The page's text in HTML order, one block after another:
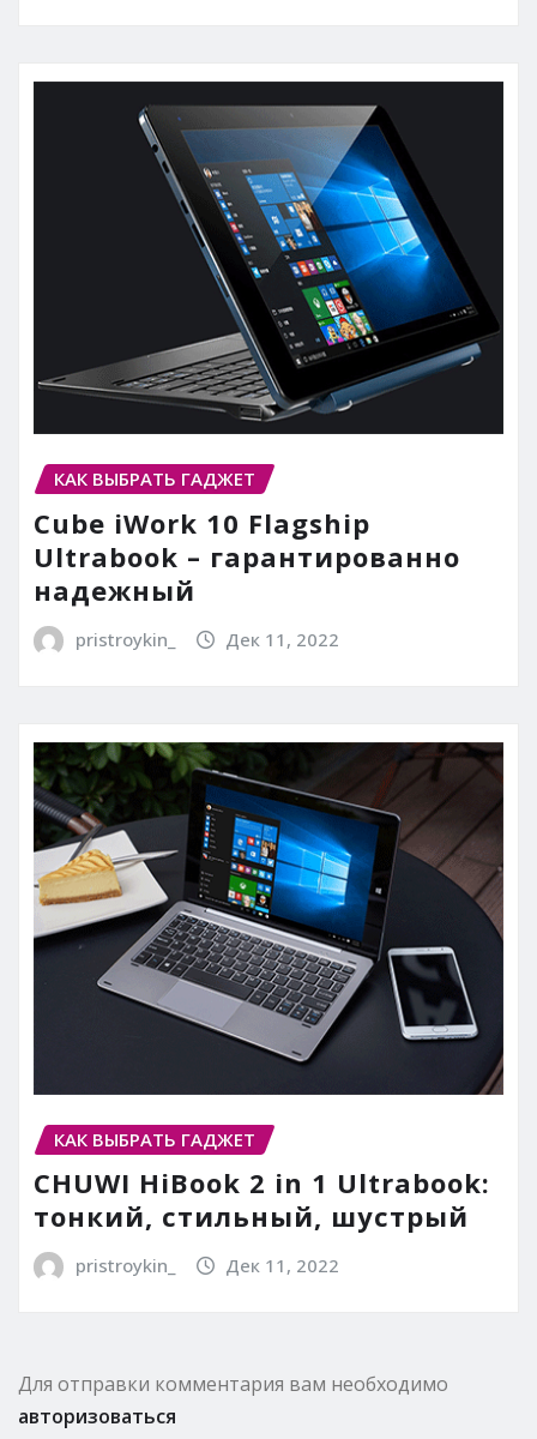
КАК ВЫБРАТЬ ГАДЖЕТ
Cube iWork 10 Flagship
Ultrabook – гарантированно
надежный
pristroykin_ Дек 11, 2022
КАК ВЫБРАТЬ ГАДЖЕТ
CHUWI HiBook 2 in 1 Ultrabook:
тонкий, стильный, шустрый
pristroykin_ Дек 11, 2022
Для отправки комментария вам необходимо
авторизоваться